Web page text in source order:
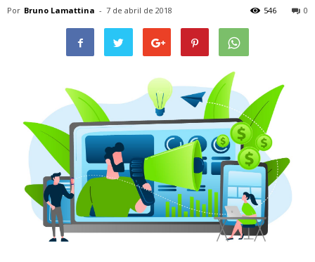
Por Bruno Lamattina - 7 de abril de 2018 0
546